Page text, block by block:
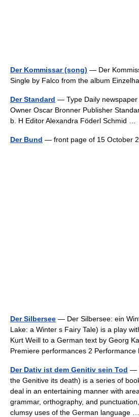
Der Kommissar (song) — Der
Single by Falco from the album
Der Standard — Type Daily
Owner Oscar Bronner Publisher
b. H Editor Alexandra Föderl Schmid …
Der Bund — front page of 15 October
Der Silbersee — Der Silbersee: ein
Lake: a Winter s Fairy Tale) is a play
Kurt Weill to a German text by Georg
Premiere performances 2
Der Dativ ist dem Genitiv sein Tod —
the Genitive its death) is a series of
deal in an entertaining manner with
grammar, orthography, and
clumsy uses of the German language